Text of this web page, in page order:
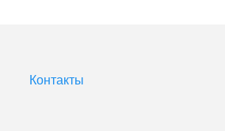
Контакты